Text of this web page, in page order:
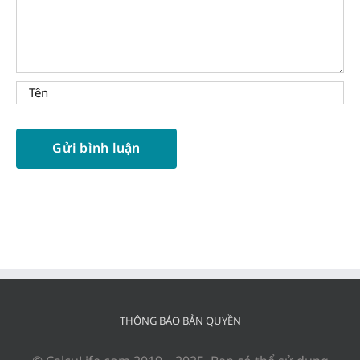
THÔNG BÁO BẢN QUYỀN